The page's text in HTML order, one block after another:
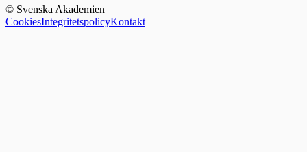
© Svenska Akademien
CookiesIntegritetspolicyKontakt